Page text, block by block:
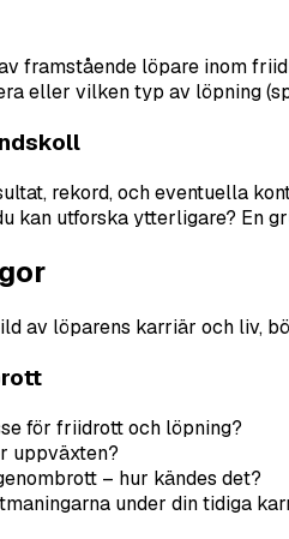
framstående löpare inom
eller vilken typ av löpning
rekord, och eventuella
kan utforska ytterligare? En
av löparens karriär och liv,
för friidrott och löpning?
uppväxten?
– hur kändes det?
under din tidiga